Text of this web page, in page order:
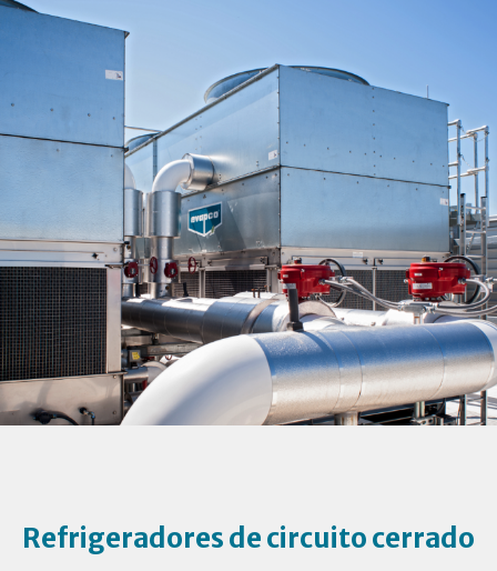
Refrigeradores de circuito cerrado